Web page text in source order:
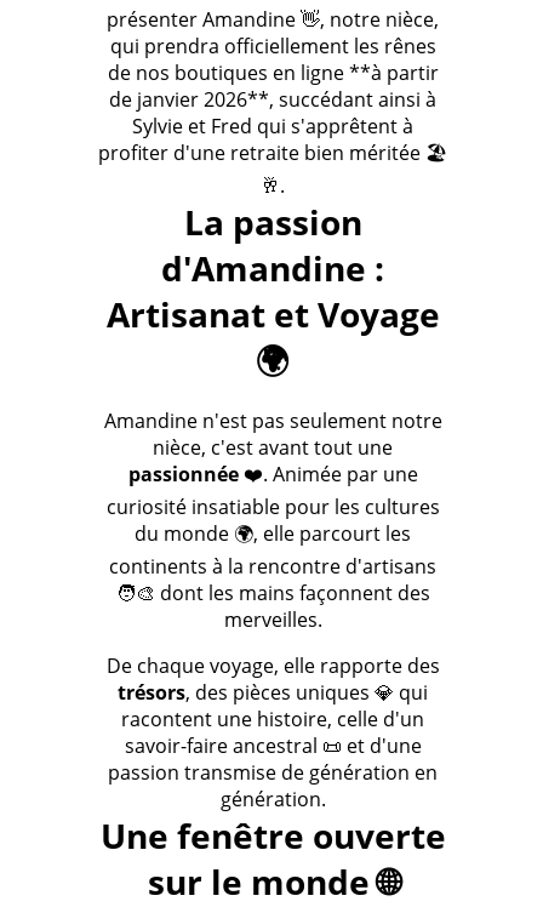
présenter Amandine 👋, notre nièce,
qui prendra officiellement les rênes
de nos boutiques en ligne **à partir
de janvier 2026**, succédant ainsi à
Sylvie et Fred qui s'apprêtent à
profiter d'une retraite bien méritée 🏖️
🥂.
La passion
d'Amandine :
Artisanat et Voyage
🌍
Amandine n'est pas seulement notre
nièce, c'est avant tout une
passionnée❤️. Animée par une
curiosité insatiable pour les cultures
du monde 🌍, elle parcourt les
continents à la rencontre d'artisans
🧑‍🎨 dont les mains façonnent des
merveilles.
De chaque voyage, elle rapporte des
trésors, des pièces uniques 💎 qui
racontent une histoire, celle d'un
savoir-faire ancestral 📜 et d'une
passion transmise de génération en
génération.
Une fenêtre ouverte
sur le monde 🌐